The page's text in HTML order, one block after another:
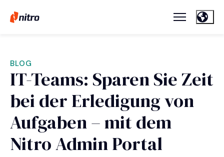
BLOG
IT-Teams: Sparen Sie Zeit
bei der Erledigung von
Aufgaben – mit dem
Nitro Admin Portal